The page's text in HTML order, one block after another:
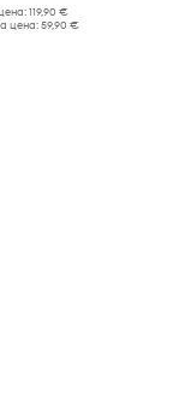
119,90 €
цена:59,90 €